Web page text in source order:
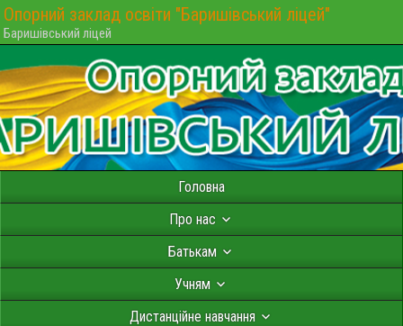
Опорний заклад освіти "Баришівський ліцей"
Баришівський ліцей
Головна
Про нас
Батькам
Учням
Дистанційне навчання